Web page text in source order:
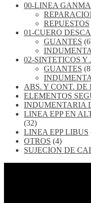
00-LINEA
REPUESTOS
01-CUERO
GUANTES
02-SINTETICOS Y
GUANTES
ABS. Y CONT.
ELEMENTOS
INDUMENTARIA
LINEA EPP EN
(32)
LINEA EPP LIBUS
OTROS (4)
SUJECION DE